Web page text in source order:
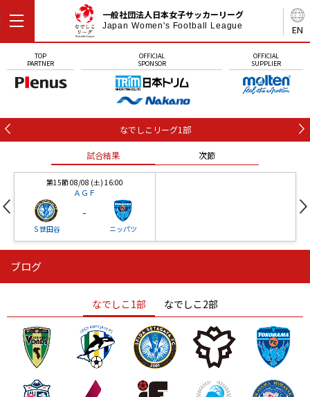
EN
一般社団法人日本女子サッカーリーグ
Japan Women's Football League
TOP
PARTNER
OFFICIAL
SPONSOR
OFFICIAL
SUPPLIER
なでしこリーグ1部
試合結果 次節
第15節 08/08 (土) 16:00
ＡＧＦ
Ｓ世田谷
-
ニッパツ
ニッパツ
ニッパツ 名古屋
石人の星
静岡 愛媛Ｌ
ブログ
なでしこ1部 なでしこ2部